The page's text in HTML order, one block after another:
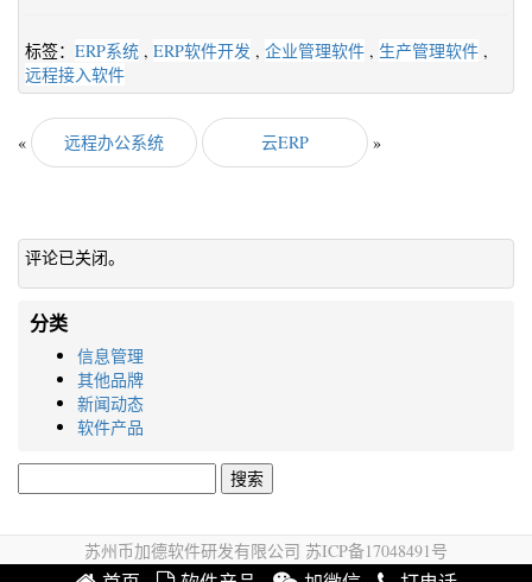
标签： ERP系统 , ERP软件开发 , 企业管理软件 , 生产管理软件 ,
远程接入软件
« 远程办公系统 云ERP »
评论已关闭。
分类
信息管理
其他品牌
新闻动态
软件产品
索：
苏州币加德软件研发有限公司 苏ICP备17048491号